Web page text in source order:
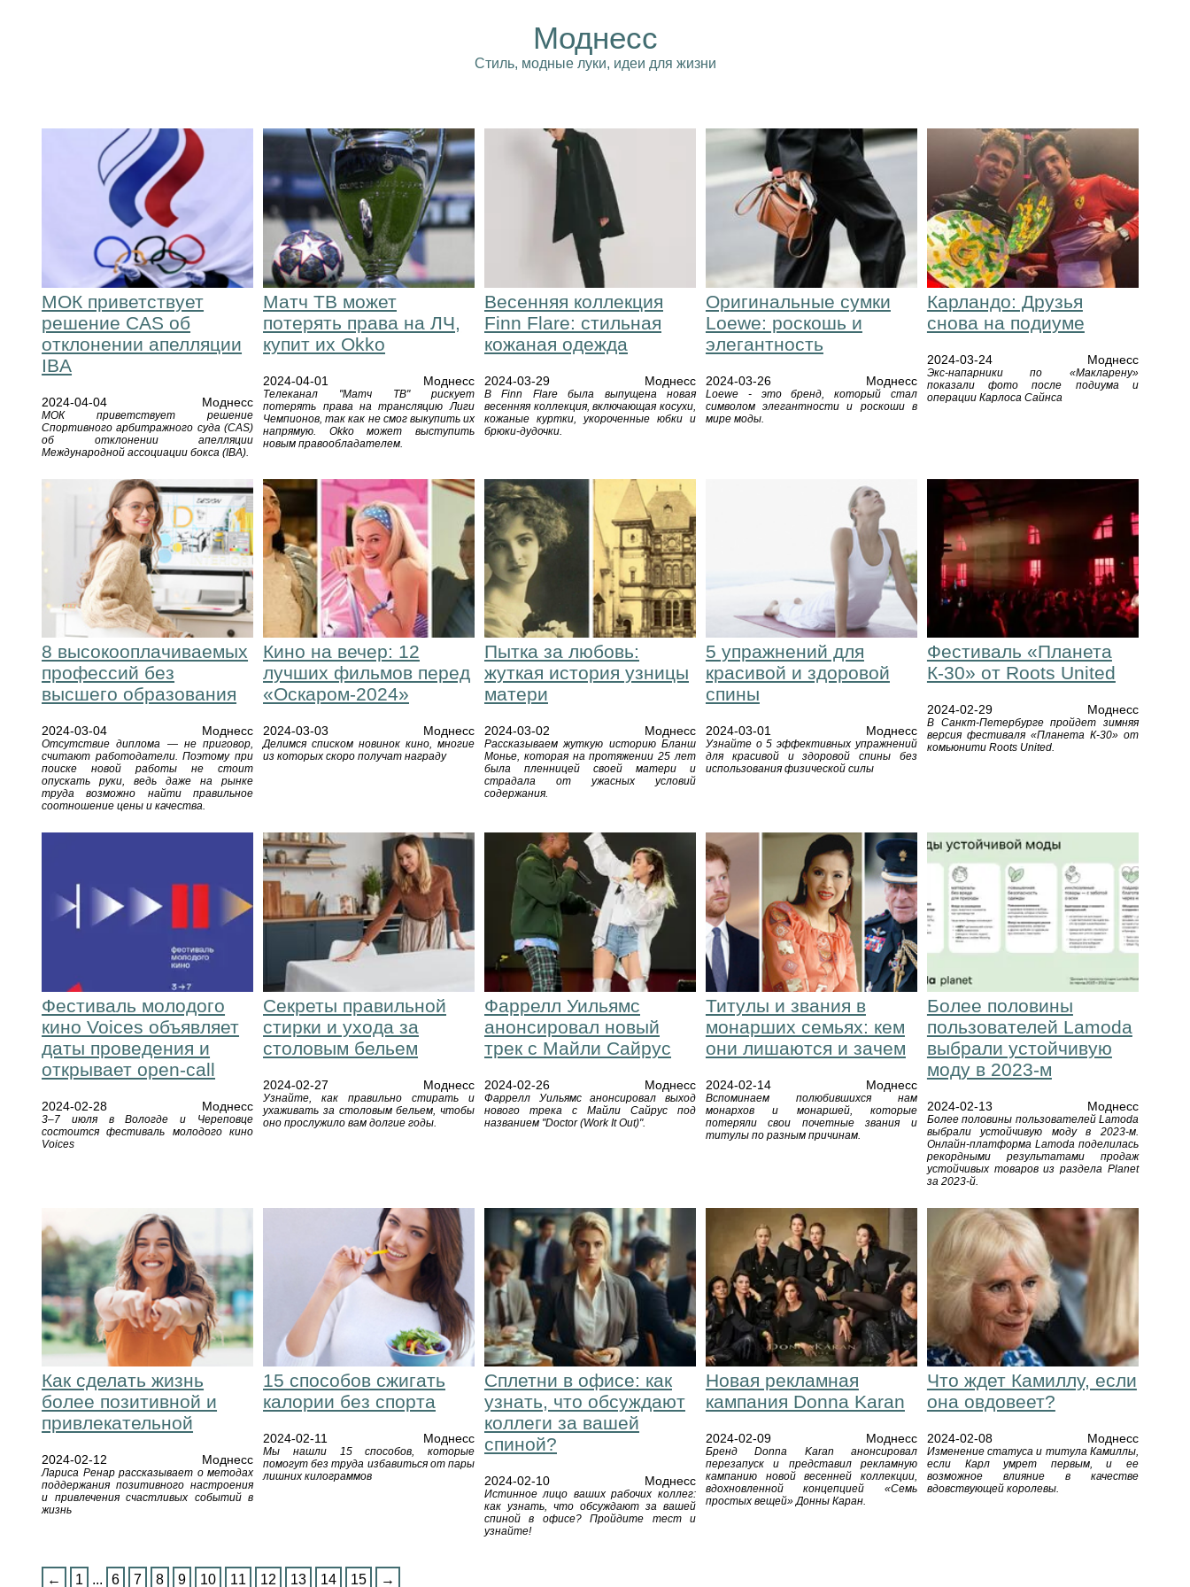
Моднесс
Стиль, модные луки, идеи для жизни
МОК приветствует
решение CAS об
отклонении апелляции
IBA
2024-04-04 Моднесс
МОК приветствует решение
Спортивного арбитражного суда (CAS)
об отклонении апелляции
Международной ассоциации бокса (IBA).
Матч ТВ может
потерять права на ЛЧ,
купит их Okko
2024-04-01 Моднесс
Телеканал "Матч ТВ" рискует
потерять права на трансляцию Лиги
Чемпионов, так как не смог выкупить их
напрямую. Okko может выступить
новым правообладателем.
Весенняя коллекция
Finn Flare: стильная
кожаная одежда
2024-03-29 Моднесс
В Finn Flare была выпущена новая
весенняя коллекция, включающая косухи,
кожаные куртки, укороченные юбки и
брюки-дудочки.
Оригинальные сумки
Loewe: роскошь и
элегантность
2024-03-26 Моднесс
Loewe - это бренд, который стал
символом элегантности и роскоши в
мире моды.
Карландо: Друзья
снова на подиуме
2024-03-24 Моднесс
Экс-напарники по «Макларену»
показали фото после подиума и
операции Карлоса Сайнса
8 высокооплачиваемых
профессий без
высшего образования
2024-03-04 Моднесс
Отсутствие диплома — не приговор,
считают работодатели. Поэтому при
поиске новой работы не стоит
опускать руки, ведь даже на рынке
труда возможно найти правильное
соотношение цены и качества.
Кино на вечер: 12
лучших фильмов перед
«Оскаром-2024»
2024-03-03 Моднесс
Делимся списком новинок кино, многие
из которых скоро получат награду
Пытка за любовь:
жуткая история узницы
матери
2024-03-02 Моднесс
Рассказываем жуткую историю Бланш
Монье, которая на протяжении 25 лет
была пленницей своей матери и
страдала от ужасных условий
содержания.
5 упражнений для
красивой и здоровой
спины
2024-03-01 Моднесс
Узнайте о 5 эффективных упражнений
для красивой и здоровой спины без
использования физической силы
Фестиваль «Планета
К-30» от Roots United
2024-02-29 Моднесс
В Санкт-Петербурге пройдет зимняя
версия фестиваля «Планета К-30» от
комьюнити Roots United.
Фестиваль молодого
кино Voices объявляет
даты проведения и
открывает open-call
2024-02-28 Моднесс
3–7 июля в Вологде и Череповце
состоится фестиваль молодого кино
Voices
Секреты правильной
стирки и ухода за
столовым бельем
2024-02-27 Моднесс
Узнайте, как правильно стирать и
ухаживать за столовым бельем, чтобы
оно прослужило вам долгие годы.
Фаррелл Уильямс
анонсировал новый
трек с Майли Сайрус
2024-02-26 Моднесс
Фаррелл Уильямс анонсировал выход
нового трека с Майли Сайрус под
названием "Doctor (Work It Out)".
Титулы и звания в
монарших семьях: кем
они лишаются и зачем
2024-02-14 Моднесс
Вспоминаем полюбившихся нам
монархов и монаршей, которые
потеряли свои почетные звания и
титулы по разным причинам.
Более половины
пользователей Lamoda
выбрали устойчивую
моду в 2023-м
2024-02-13 Моднесс
Более половины пользователей Lamoda
выбрали устойчивую моду в 2023-м.
Онлайн-платформа Lamoda поделилась
рекордными результатами продаж
устойчивых товаров из раздела Planet
за 2023-й.
Как сделать жизнь
более позитивной и
привлекательной
2024-02-12 Моднесс
Лариса Ренар рассказывает о методах
поддержания позитивного настроения
и привлечения счастливых событий в
жизнь
15 способов сжигать
калории без спорта
2024-02-11 Моднесс
Мы нашли 15 способов, которые
помогут без труда избавиться от пары
лишних килограммов
Сплетни в офисе: как
узнать, что обсуждают
коллеги за вашей
спиной?
2024-02-10 Моднесс
Истинное лицо ваших рабочих коллег:
как узнать, что обсуждают за вашей
спиной в офисе? Пройдите тест и
узнайте!
Новая рекламная
кампания Donna Karan
2024-02-09 Моднесс
Бренд Donna Karan анонсировал
перезапуск и представил рекламную
кампанию новой весенней коллекции,
вдохновленной концепцией «Семь
простых вещей» Донны Каран.
Что ждет Камиллу, если
она овдовеет?
2024-02-08 Моднесс
Изменение статуса и титула Камиллы,
если Карл умрет первым, и ее
возможное влияние в качестве
вдовствующей королевы.
← 1 ... 6 7 8 9 10 11 12 13 14 15 →